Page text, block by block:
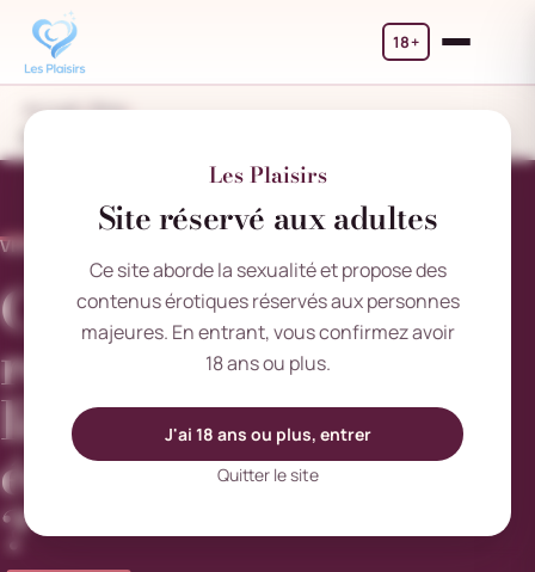
18+
Les Plaisirs
Site réservé aux adultes
Ce site aborde la sexualité et propose des
contenus érotiques réservés aux personnes
majeures. En entrant, vous confirmez avoir
18 ans ou plus.
J'ai 18 ans ou plus, entrer
Quitter le site
Accueil Blog
VENDREDI 5 JUILLET 2024
Comment
rencontrer des
libertins et
échangistes à Lyon
?